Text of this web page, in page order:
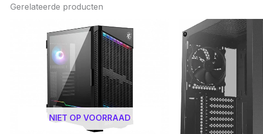
Gerelateerde producten
NIET OP VOORRAAD